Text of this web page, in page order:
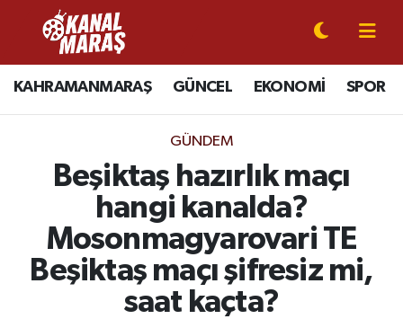
KAHRAMANMARAŞ GÜNCEL EKONOMİ SPOR
GÜNDEM
Beşiktaş hazırlık maçı
hangi kanalda?
Mosonmagyarovari TE
Beşiktaş maçı şifresiz mi,
saat kaçta?
CANLI YAYIN
KAHRAMANMARAŞ
GÜNCEL
SİYASET
Kahramanmaraş Nöbetçi Eczaneler
Kahramanmaraş Hava Durumu
Kahramanmaraş Namaz Vakitleri
Kahramanmaraş Trafik Yoğunluk Haritası
Süper Lig Puan Durumu ve Fikstür
Tüm Manşetler